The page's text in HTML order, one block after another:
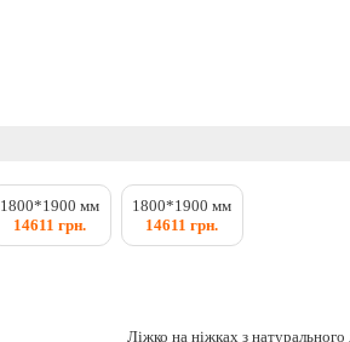
1800*1900 мм
14611 грн.
1800*1900 мм
14611 грн.
Ліжко на ніжках з натурального